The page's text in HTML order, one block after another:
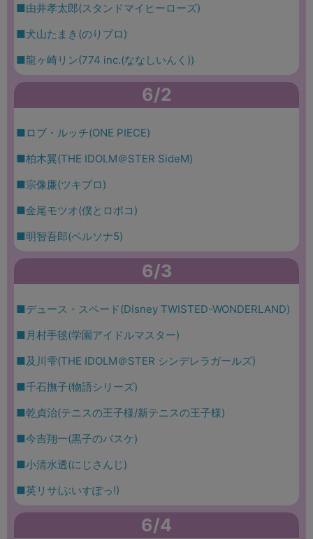
■由井孝太郎(スタンドマイヒーローズ)
■犬山たまき(のりプロ)
■龍ヶ崎リン(774 inc.(ななしいんく))
6/2
■ロブ・ルッチ(ONE PIECE)
■柏木翼(THE IDOLM＠STER SideM)
■宗像廉(ツキプロ)
■金尾モツオ(僕とロボコ)
■明智吾郎(ペルソナ5)
6/3
■デュース・スペード(Disney TWISTED-WONDERLAND)
■月村手毬(学園アイドルマスター)
■及川雫(THE IDOLM＠STER シンデレラガールズ)
■千石撫子(物語シリーズ)
■乾貞治(テニスの王子様/新テニスの王子様)
■今吉翔一(黒子のバスケ)
■小清水透(にじさんじ)
■英リサ(ぶいすぽっ!)
6/4